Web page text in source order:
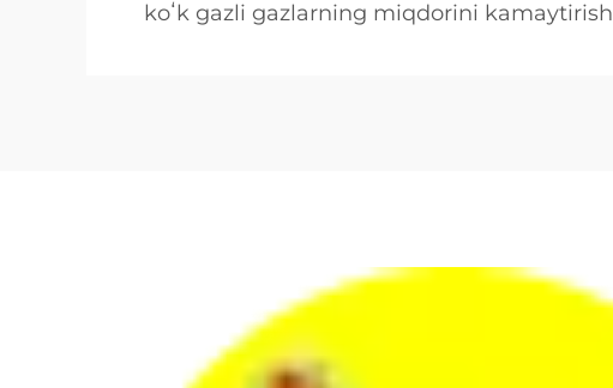
koʻk gazli gazlarning miqdorini kamaytirish